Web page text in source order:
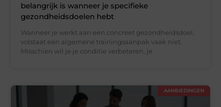
belangrijk is wanneer je specifieke
gezondheidsdoelen hebt
Wanneer je werkt aan een concreet gezondheidsdoel,
volstaat een algemene trainingsaanpak vaak niet.
Misschien wil je je conditie verbeteren, je
AANBIEDINGEN